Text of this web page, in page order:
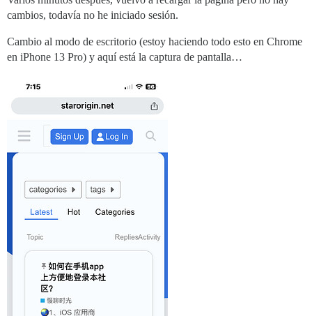
cambios, todavía no he iniciado sesión.
Cambio al modo de escritorio (estoy haciendo todo esto en Chrome
en iPhone 13 Pro) y aquí está la captura de pantalla…